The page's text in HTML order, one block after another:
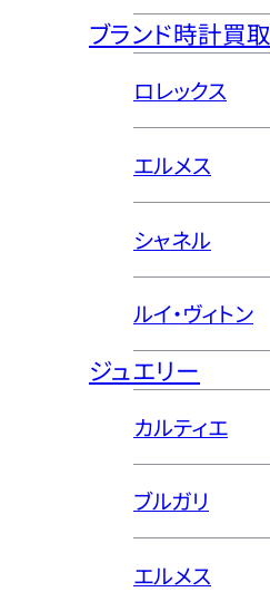
ブランド時計買取
ロレックス
エルメス
シャネル
ルイ・ヴィトン
ジュエリー
カルティエ
ブルガリ
エルメス